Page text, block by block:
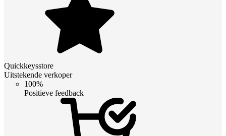
Quickkeysstore
Uitstekende verkoper
100%
Positieve feedback